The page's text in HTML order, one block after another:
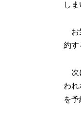
しま
お
約す
次
わ
を予